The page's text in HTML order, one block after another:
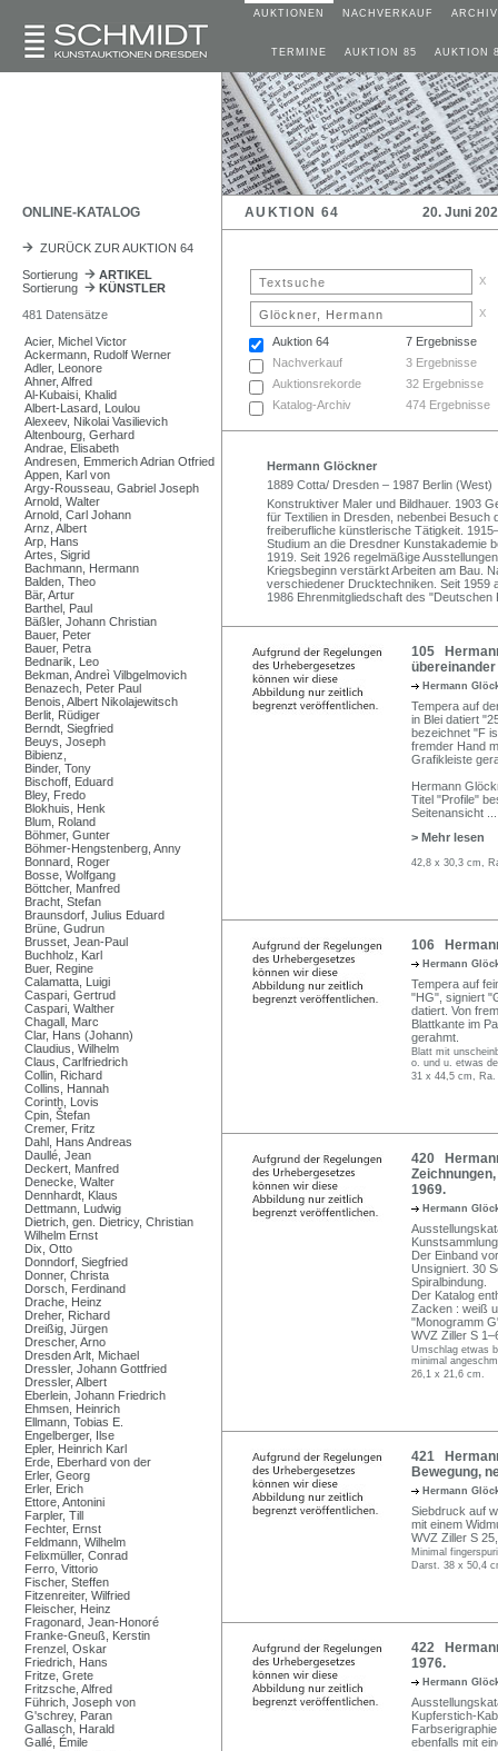
AUKTIONEN NACHVERKAUF ARCHIV
TERMINE AUKTION 85 AUKTION
ONLINE-KATALOG AUKTION 64 20. Juni
ZURÜCK ZUR AUKTION 64
Sortierung
ARTIKEL
Sortierung
KÜNSTLER
481 Datensätze
Acier, Michel Victor
Ackermann, Rudolf Werner
Adler, Leonore
Ahner, Alfred
Al-Kubaisi, Khalid
Albert-Lasard, Loulou
Alexeev, Nikolai Vasilievich
Altenbourg, Gerhard
Andrae, Elisabeth
Andresen, Emmerich Adrian Otfried
Appen, Karl von
Argy-Rousseau, Gabriel Joseph
Arnold, Walter
Arnold, Carl Johann
Arnz, Albert
Arp, Hans
Artes, Sigrid
Bachmann, Hermann
Balden, Theo
Bär, Artur
Barthel, Paul
Bäßler, Johann Christian
Bauer, Peter
Bauer, Petra
Bednarik, Leo
Bekman, Andreì Vilbgelmovich
Benazech, Peter Paul
Benois, Albert Nikolajewitsch
Berlit, Rüdiger
Berndt, Siegfried
Beuys, Joseph
Bibienz,
Binder, Tony
Bischoff, Eduard
Bley, Fredo
Blokhuis, Henk
Blum, Roland
Böhmer, Gunter
Böhmer-Hengstenberg, Anny
Bonnard, Roger
Bosse, Wolfgang
Böttcher, Manfred
Bracht, Stefan
Braunsdorf, Julius Eduard
Brüne, Gudrun
Brusset, Jean-Paul
Buchholz, Karl
Buer, Regine
Calamatta, Luigi
Caspari, Gertrud
Caspari, Walther
Chagall, Marc
Clar, Hans (Johann)
Claudius, Wilhelm
Claus, Carlfriedrich
Collin, Richard
Collins, Hannah
Corinth, Lovis
Cpin, Štefan
Cremer, Fritz
Dahl, Hans Andreas
Daullé, Jean
Deckert, Manfred
Denecke, Walter
Dennhardt, Klaus
Dettmann, Ludwig
Dietrich, gen. Dietricy, Christian
Wilhelm Ernst
Dix, Otto
Donndorf, Siegfried
Donner, Christa
Dorsch, Ferdinand
Drache, Heinz
Dreher, Richard
Dreißig, Jürgen
Drescher, Arno
Dresden Arlt, Michael
Dressler, Johann Gottfried
Dressler, Albert
Eberlein, Johann Friedrich
Ehmsen, Heinrich
Ellmann, Tobias E.
Engelberger, Ilse
Epler, Heinrich Karl
Erde, Eberhard von der
Erler, Georg
Erler, Erich
Ettore, Antonini
Farpler, Till
Fechter, Ernst
Feldmann, Wilhelm
Felixmüller, Conrad
Ferro, Vittorio
Fischer, Steffen
Fitzenreiter, Wilfried
Fleischer, Heinz
Fragonard, Jean-Honoré
Franke-Gneuß, Kerstin
Frenzel, Oskar
Friedrich, Hans
Fritze, Grete
Fritzsche, Alfred
Führich, Joseph von
G'schrey, Paran
Gallasch, Harald
Gallé, Émile
x
x
Auktion 64
7 Ergebnisse
Nachverkauf
3 Ergebnisse
Auktionsrekorde
32 Ergebnisse
Katalog-Archiv
474 Ergebnisse
Hermann Glöckner
1889 Cotta/ Dresden – 1987 Berlin (West)
Konstruktiver Maler und Bildhauer. 1903
für Textilien in Dresden, nebenbei Besuch
freiberufliche künstlerische Tätigkeit.
Studium an die Dresdner Kunstakademie
1919. Seit 1926 regelmäßige
Kriegsbeginn verstärkt Arbeiten am Bau.
verschiedener Drucktechniken. Seit 1959
1986 Ehrenmitgliedschaft des "Deutschen
105
Hermann
Tempera auf
in Blei datiert
bezeichnet "F
fremder Hand
Grafikleiste
Hermann
Titel "Profile"
Seitenansicht
> Mehr lesen
42,8 x 30,3 cm,
106
Hermann
Tempera auf
"HG", signiert
datiert. Von
Blattkante im
gerahmt.
Blatt mit
o. und u. etwas
31 x 44,5 cm,
420
1969.
Hermann
Der Einband
Unsigniert. 30
Spiralbindung.
Der Katalog
Zacken : weiß
"Monogramm
WVZ Ziller S
Umschlag etwas
minimal
26,1 x 21,6 cm.
421
Bewegung,
Hermann
Siebdruck auf
mit einem
WVZ Ziller S
Minimal
Darst. 38 x 50,4
422
1976.
Hermann
Kupferstich-
ebenfalls mit